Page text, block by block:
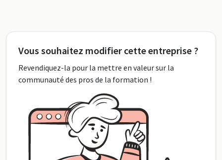
Vous souhaitez modifier cette entreprise ?
Revendiquez-la pour la mettre en valeur sur la
communauté des pros de la formation !